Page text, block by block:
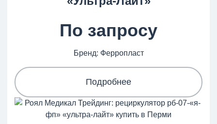
По запросу
Бренд: Ферропласт
Подробнее